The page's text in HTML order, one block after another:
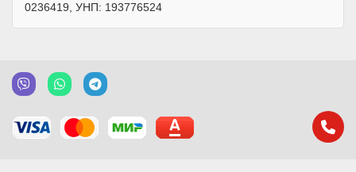
0236419, УНП: 193776524